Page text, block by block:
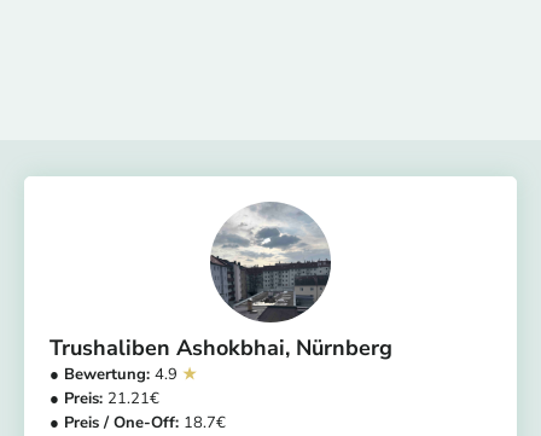
Trushaliben Ashokbhai Nürnberg
4.9
21.21
18.7